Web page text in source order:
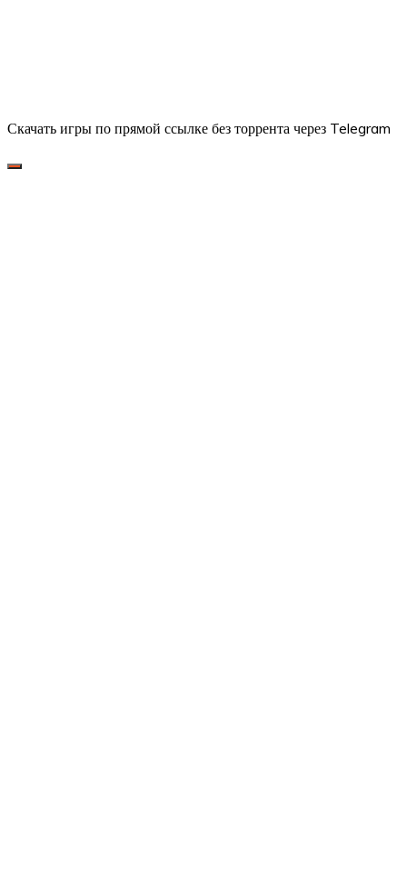
Скачать игры по прямой ссылке без торрента через Telegram